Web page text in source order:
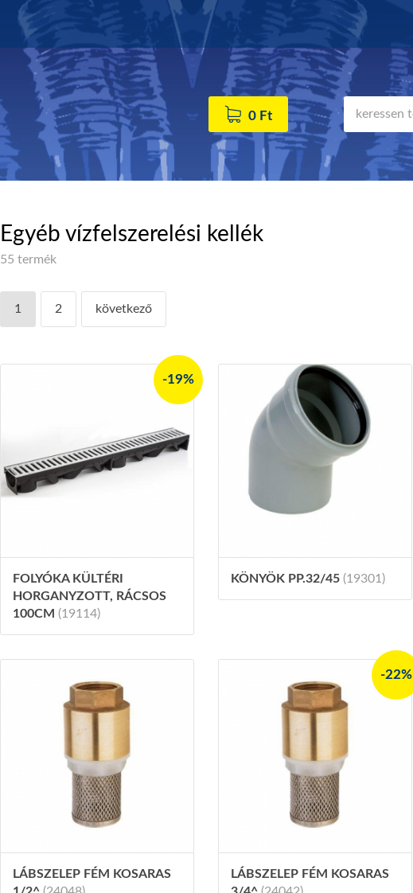
0 Ft
Egyéb vízfelszerelési kellék
55 termék
1 2 következő
-19%
FOLYÓKA KÜLTÉRI
HORGANYZOTT, RÁCSOS
100CM (19114)
KÖNYÖK PP.32/45 (19301)
LÁBSZELEP FÉM KOSARAS
-22%
LÁBSZELEP FÉM KOSARAS